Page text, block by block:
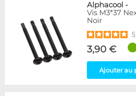
Alphacool -
Vis M3*37
Noir
5
3,90 €
Ajouter au